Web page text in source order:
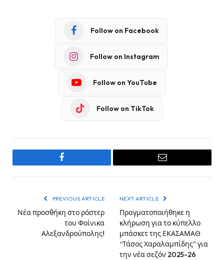
Follow on Facebook
Follow on Instagram
Follow on YouTube
Follow on TikTok
Facebook Email
PREVIOUS ARTICLE
Νέα προσθήκη στο ρόστερ
του Φοίνικα
Αλεξανδρούπολης!
NEXT ARTICLE
Πραγματοποιήθηκε η
κλήρωση για το κύπελλο
μπάσκετ της ΕΚΑΣΑΜΑΘ
“Τάσος Χαραλαμπίδης” για
την νέα σεζόν 2025-26